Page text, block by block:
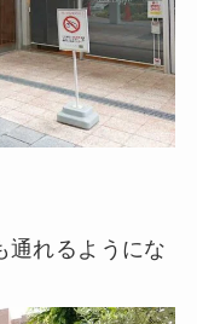
通れるようにな